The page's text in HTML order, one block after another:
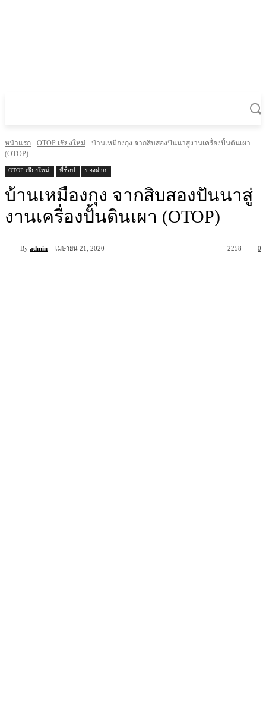
หน้าแรก OTOP เชียงใหม่
บ้านเหมืองกุง จากสิบสองปันนาสู่งานเครื่องปั้นดินเผา
(OTOP)
OTOP เชียงใหม่ ที่ช็อป ของฝาก
บ้านเหมืองกุง จากสิบสองปันนาสู่
งานเครื่องปั้นดินเผา (OTOP)
By admin เมษายน 21, 2020 0
2258